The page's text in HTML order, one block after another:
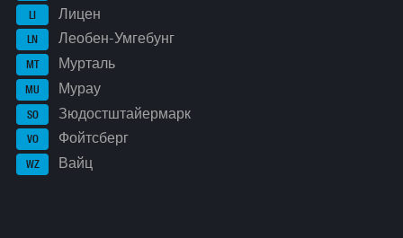
LI Лицен
LN Леобен-Умгебунг
MT Мурталь
MU Мурау
SO Зюдостштайермарк
VO Фойтсберг
WZ Вайц